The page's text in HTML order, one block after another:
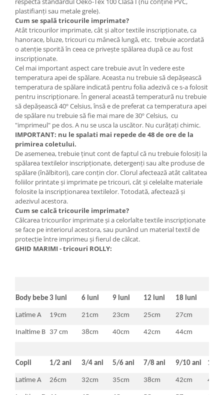
plastifianți sau metale grele).
Cum se spală tricourile imprimate?
Atât tricourilor imprimate, cât şi altor textile inscripţionate, ca
hanorace, bluze, tricouri cu mânecă lungă, etc. trebuie acordată
o atenţie sporită în ceea ce priveşte spălarea după ce au fost
inscripţionate.
Cel mai important aspect care trebuie avut în vedere este
temperatura apei de spălare. Aceasta nu trebuie să depăşească
temperatura de spălare indicată pentru folia adezivă ce s-a folosit
pentru inscripţionare. În general această temperatură nu trebuie
să depăşească 40º Celsius, însă e de preferat ca temperatura apei
de spălare nu trebuie să fie mai mare de 30º Celsius, cu
"imprimeul" pe dos. A nu se usca la uscător. Nu curățați chimic.
IMPORTANT: nu le spalati mai repede de 48 de ore de la
primirea coletului.
De asemenea, trebuie ţinut cont de faptul că nu trebuie folosiţi la
spălarea textilelor inscripţionate, detergenţi sau alte produse de
spălare (înălbitori), care conţin clor. Clorul afectează atât calitatea
foliilor printate şi imprimate pe tricouri, cât şi celelalte materiale
folosite la inscripţionarea textilelor. Totodată, afectează şi
adezivul acestora.
Cum se calcă tricourile imprimate?
Călcarea tricourilor imprimate şi a celorlalte textile inscripţionate
se face pe interiorul acestora, sau punând un material textil de
protecţie între imprimeu şi fierul de călcat.
GHID MARIMI - tricouri ROLLY:
Body bebe 3 luni 6 luni 9 luni 12 luni 18 luni
Latime A 19cm 21cm 23cm 25cm 27cm
Inaltime B 37 cm 38cm 40cm 42cm 44cm
Copii 1/2 ani 3/4 ani 5/6 ani 7/8 ani 9/10 ani 11/
Latime A 26cm 32cm 35cm 38cm 42cm 46cm